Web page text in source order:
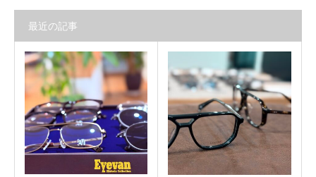
最近の記事